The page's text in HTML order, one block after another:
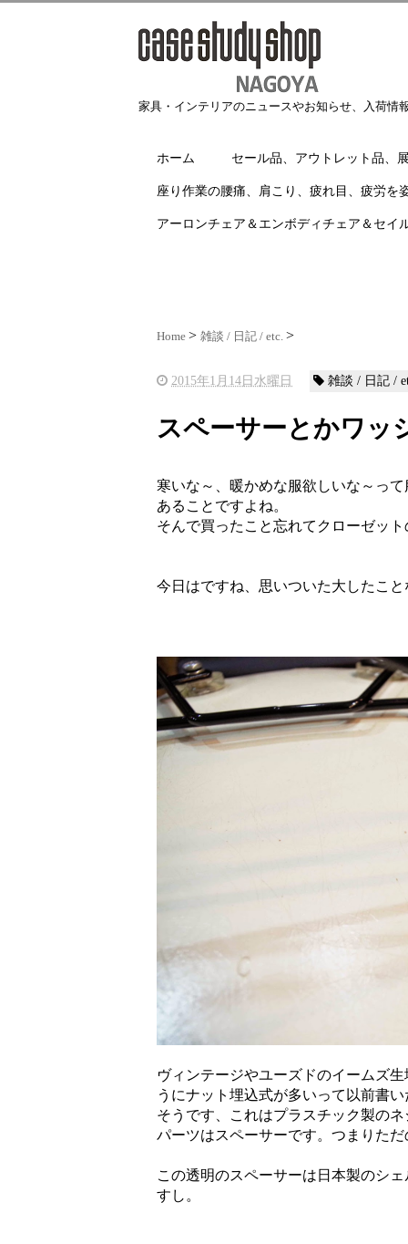
家具・インテリアのニュースやお知らせ、入荷情
ホーム セール品、アウトレット品、
座り作業の腰痛、肩こり、疲れ目、疲労を
アーロンチェア＆エンボディチェア＆セイ
Home 雑談 / 日記 / etc.
2015年1月14日水曜日 雑談 / 日記 /
スペーサーとかワッ
寒いな～、暖かめな服欲しいな～っ
あることですよね。
そんで買ったこと忘れてクローゼッ
今日はですね、思いついた大したこ
ヴィンテージやユーズドのイームズ
うにナット埋込式が多いって以前書
そうです、これはプラスチック製の
パーツはスペーサーです。つまりた
この透明のスペーサーは日本製のシ
すし。